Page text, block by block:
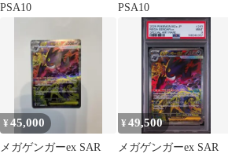
PSA10
PSA10
¥45,000
メガゲンガーex SAR
¥49,500
メガゲンガーex SAR